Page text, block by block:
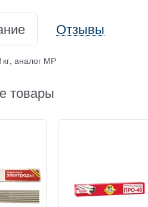
Отзывы
аналог МР
товары